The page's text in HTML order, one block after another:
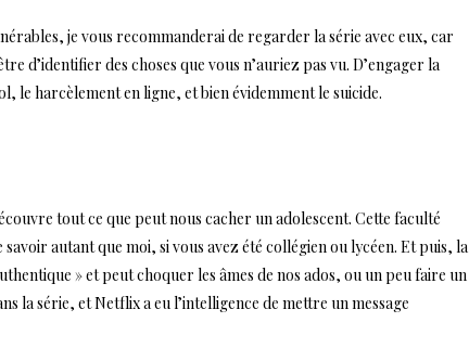
je vous recommanderai de regarder la série avec eux, car
d’identifier des choses que vous n’auriez pas vu. D’engager la
le harcèlement en ligne, et bien évidemment le suicide.
tout ce que peut nous cacher un adolescent. Cette faculté
autant que moi, si vous avez été collégien ou lycéen. Et puis, la
» et peut choquer les âmes de nos ados, ou un peu faire un
la série, et Netflix a eu l’intelligence de mettre un message